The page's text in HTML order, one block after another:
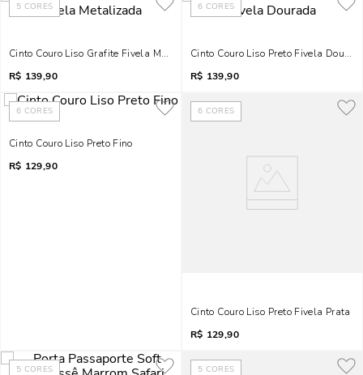
5 CORES
Cinto Couro Liso Grafite Fivela Metalizada
R$ 139,90
6 CORES
Cinto Couro Liso Preto Fivela
R$ 139,90
6 CORES
Cinto Couro Liso Preto Fino
R$ 129,90
6 CORES
Cinto Couro Liso Preto Fivela Prata
R$ 129,90
5 CORES 5 CORES